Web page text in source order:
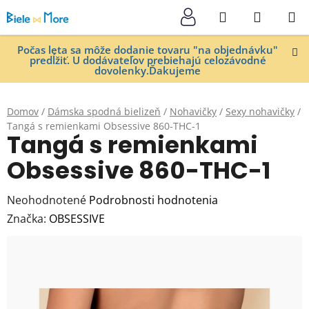
na
obsah
Počas leta sa môže dodanie tovaru "na objednávku"
predĺžiť. U dodávateľov prebiehajú celozávodné
dovolenky.Ďakujeme
Hľadať
KOŠÍK
Domov / Dámska spodná bielizeň / Nohavičky / Sexy nohavičky /
Tangá s remienkami Obsessive 860-THC-1
Tangá s remienkami
Obsessive 860-THC-1
Priemerné
hodnotenie
Neohodnotené Podrobnosti hodnotenia
Značka: OBSESSIVE